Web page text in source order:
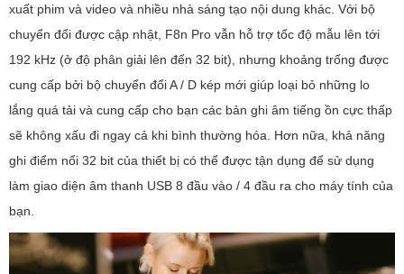
xuất phim và video và nhiều nhà sáng tạo nội dung khác. Với bộ
chuyển đổi được cập nhật, F8n Pro vẫn hỗ trợ tốc độ mẫu lên tới
192 kHz (ở độ phân giải lên đến 32 bit), nhưng khoảng trống được
cung cấp bởi bộ chuyển đổi A / D kép mới giúp loại bỏ những lo
lắng quá tải và cung cấp cho bạn các bản ghi âm tiếng ồn cực thấp
sẽ không xấu đi ngay cả khi bình thường hóa. Hơn nữa, khả năng
ghi điểm nổi 32 bit của thiết bị có thể được tận dụng để sử dụng
làm giao diện âm thanh USB 8 đầu vào / 4 đầu ra cho máy tính của
bạn.